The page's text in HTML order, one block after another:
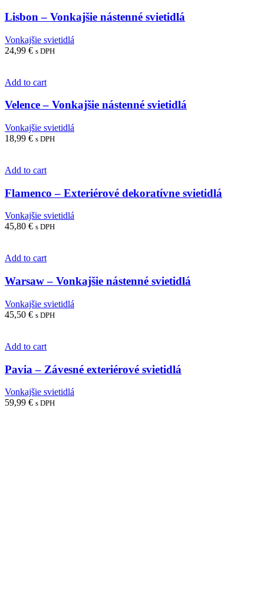
Lisbon – Vonkajšie nástenné svietidlá
Vonkajšie svietidlá
24,99 € s DPH
Add to cart
Velence – Vonkajšie nástenné svietidlá
Vonkajšie svietidlá
18,99 € s DPH
Add to cart
Flamenco – Exteriérové dekoratívne svietidlá
Vonkajšie svietidlá
45,80 € s DPH
Add to cart
Warsaw – Vonkajšie nástenné svietidlá
Vonkajšie svietidlá
45,50 € s DPH
Add to cart
Pavia – Závesné exteriérové svietidlá
Vonkajšie svietidlá
59,99 € s DPH